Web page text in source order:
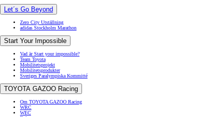
Let´s Go Beyond
Zero City Utställning
adidas Stockholm Marathon
Start Your Impossible
Vad är Start your impossible?
Team Toyota
Mobilitetsprojekt
Mobilitetsprodukter
Sveriges Paralympiska Kommitté
TOYOTA GAZOO Racing
Om TOYOTA GAZOO Racing
WRC
WEC